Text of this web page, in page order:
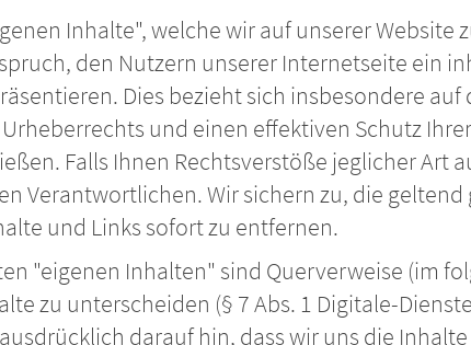
Inhalte", welche wir auf unserer Website
den Nutzern unserer Internetseite ein
Dies bezieht sich insbesondere
und einen effektiven Schutz
Falls Ihnen Rechtsverstöße jeglicher Art
Verantwortlichen. Wir sichern zu, die
und Links sofort zu entfernen.
"eigenen Inhalten" sind Querverweise (im
zu unterscheiden (§ 7 Abs. 1 Digitale-
darauf hin, dass wir uns die